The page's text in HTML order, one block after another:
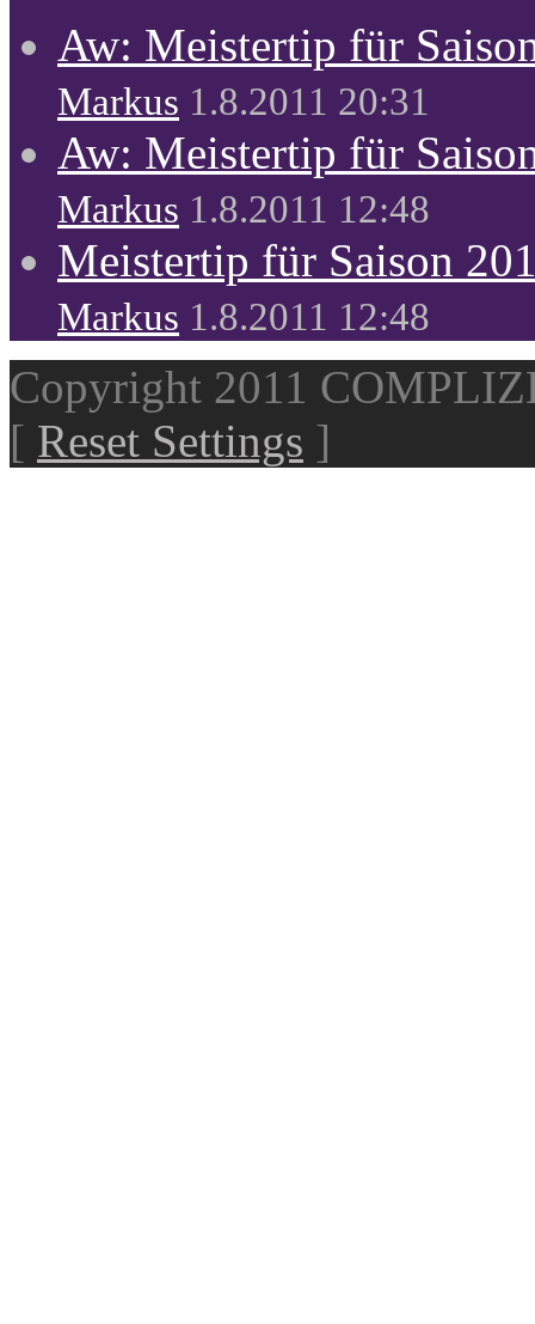
Aw: Meistertip für
Markus 1.8.2011 20:31
Aw: Meistertip für
Markus 1.8.2011 12:48
Meistertip für Saison
Markus 1.8.2011 12:48
Copyright 2011
[ Reset Settings ]